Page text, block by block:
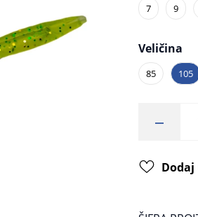
7 9
Veličina
85 105